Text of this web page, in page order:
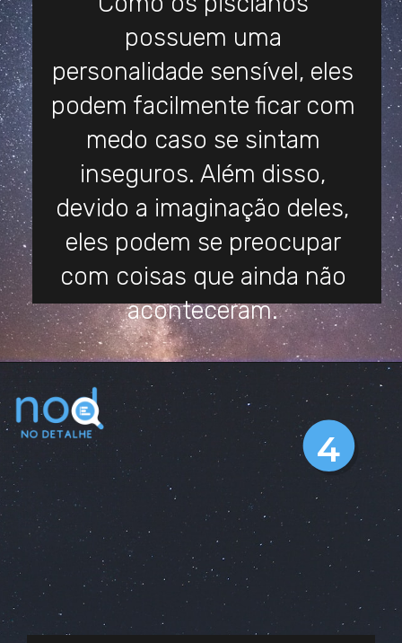
possuem uma
personalidade sensível, eles
podem facilmente ficar com
medo caso se sintam
inseguros. Além disso,
devido a imaginação deles,
eles podem se preocupar
com coisas que ainda não
aconteceram.
4